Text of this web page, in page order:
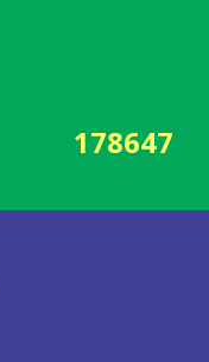
178647